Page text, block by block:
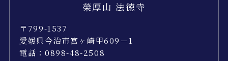
榮厚山 法徳寺
〒799-1537
愛媛県今治市宮ヶ崎甲609－1
電話：0898-48-2508